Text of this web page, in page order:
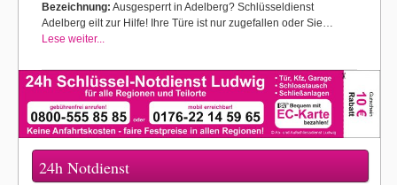
Bezeichnung: Ausgesperrt in Adelberg? Schlüsseldienst
Adelberg eilt zur Hilfe! Ihre Türe ist nur zugefallen oder Sie…
Lese weiter...
24h Notdienst